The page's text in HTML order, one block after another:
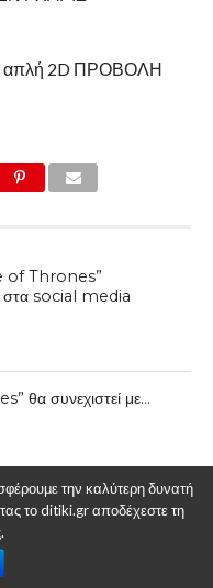
απλή 2D ΠΡΟΒΟΛΗ
of Thrones”
στα social media
θα συνεχιστεί με…
για το 9ο
των Άστρων
την καλύτερη δυνατή
το ditiki.gr αποδέχεστε τη